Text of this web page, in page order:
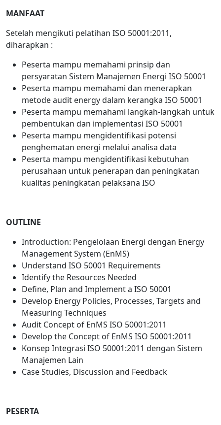
MANFAAT
Setelah mengikuti pelatihan ISO 50001:2011,
diharapkan :
Peserta mampu memahami prinsip dan
persyaratan Sistem Manajemen Energi ISO 50001
Peserta mampu memahami dan menerapkan
metode audit energy dalam kerangka ISO 50001
Peserta mampu memahami langkah-langkah untuk
pembentukan dan implementasi ISO 50001
Peserta mampu mengidentifikasi potensi
penghematan energi melalui analisa data
Peserta mampu mengidentifikasi kebutuhan
perusahaan untuk penerapan dan peningkatan
kualitas peningkatan pelaksana ISO
OUTLINE
Introduction: Pengelolaan Energi dengan Energy
Management System (EnMS)
Understand ISO 50001 Requirements
Identify the Resources Needed
Define, Plan and Implement a ISO 50001
Develop Energy Policies, Processes, Targets and
Measuring Techniques
Audit Concept of EnMS ISO 50001:2011
Develop the Concept of EnMS ISO 50001:2011
Konsep Integrasi ISO 50001:2011 dengan Sistem
Manajemen Lain
Case Studies, Discussion and Feedback
PESERTA